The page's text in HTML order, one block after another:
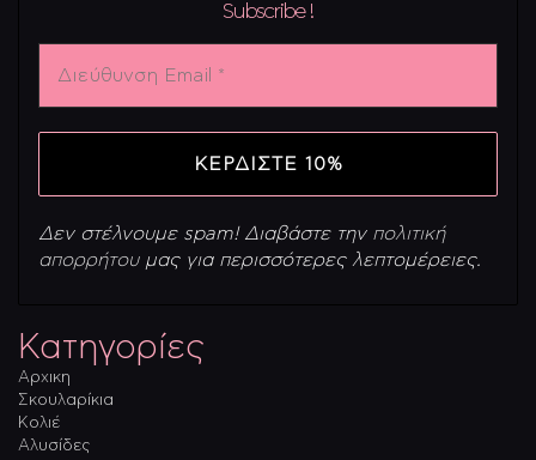
Subscribe !
Email
Δεν στέλνουμε spam! Διαβάστε την πολιτική
απορρήτουμας για περισσότερες λεπτομέρειες.
Κατηγορίες
Αρχικη
Σκουλαρίκια
Κολιέ
Αλυσίδες